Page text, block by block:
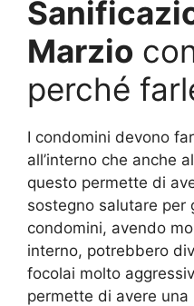
Marzio
perché
I condomini devono
all’interno che anche
questo permette di
sostegno salutare per
condomini, avendo
interno, potrebbero
focolai molto
permette di avere